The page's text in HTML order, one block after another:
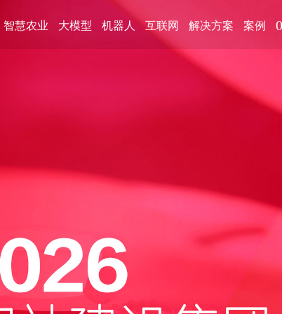
智慧农业 大模型 机器人 互联网 解决方案 案例